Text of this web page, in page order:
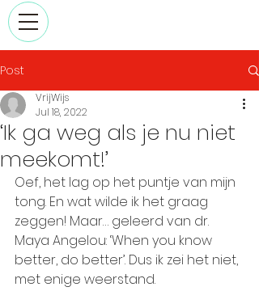
Post
‘Ik ga weg als je nu niet
meekomt!’
VrijWijs
Jul 18, 2022
Oef, het lag op het puntje van mijn
tong. En wat wilde ik het graag
zeggen! Maar… geleerd van dr.
Maya Angelou: ‘When you know
better, do better’. Dus ik zei het niet,
met enige weerstand.